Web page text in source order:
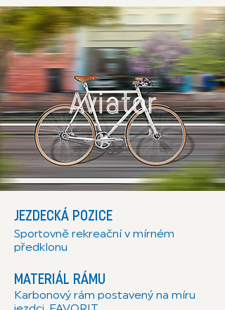
JEZDECKÁ POZICE
Sportovně rekreační v mírném
předklonu
MATERIÁL RÁMU
Karbonový rám postavený na míru
Aviator